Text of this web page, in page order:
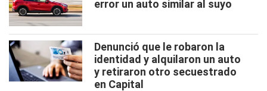
error un auto similar al suyo
Denunció que le robaron la
identidad y alquilaron un auto
y retiraron otro secuestrado
en Capital